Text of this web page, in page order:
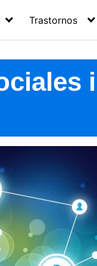
Trastornos